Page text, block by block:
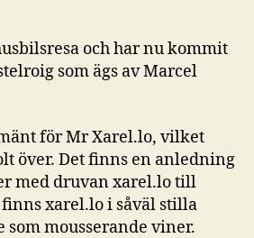
och har nu kommit
som ägs av Marcel
för Mr Xarel.lo, vilket
över. Det finns en anledning
med druvan xarel.lo till
xarel.lo i såväl stilla
som mousserande viner.